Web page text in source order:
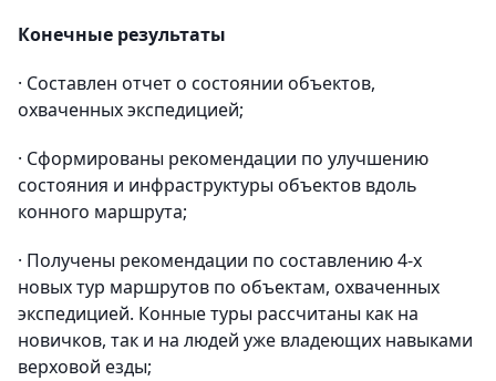
Конечные результаты
· Составлен отчет о состоянии объектов,
охваченных экспедицией;
· Сформированы рекомендации по улучшению
состояния и инфраструктуры объектов вдоль
конного маршрута;
· Получены рекомендации по составлению 4-х
новых тур маршрутов по объектам, охваченных
экспедицией. Конные туры рассчитаны как на
новичков, так и на людей уже владеющих навыками
верховой езды;